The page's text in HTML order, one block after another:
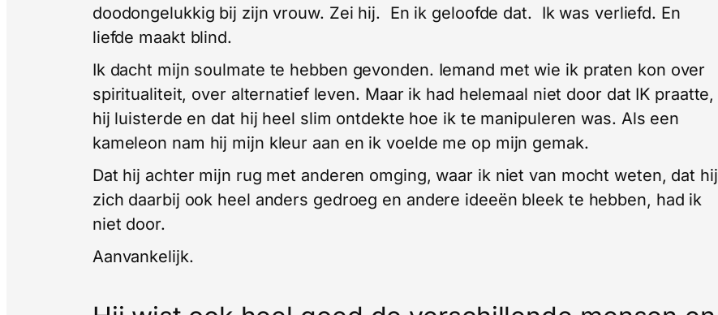
doodongelukkig bij zijn vrouw. Zei hij. En ik geloofde dat. Ik was verliefd. En
liefde maakt blind.
Ik dacht mijn soulmate te hebben gevonden. Iemand met wie ik praten kon over
spiritualiteit, over alternatief leven. Maar ik had helemaal niet door dat IK praatte,
hij luisterde en dat hij heel slim ontdekte hoe ik te manipuleren was. Als een
kameleon nam hij mijn kleur aan en ik voelde me op mijn gemak.
Dat hij achter mijn rug met anderen omging, waar ik niet van mocht weten, dat hij
zich daarbij ook heel anders gedroeg en andere ideeën bleek te hebben, had ik
niet door.
Aanvankelijk.